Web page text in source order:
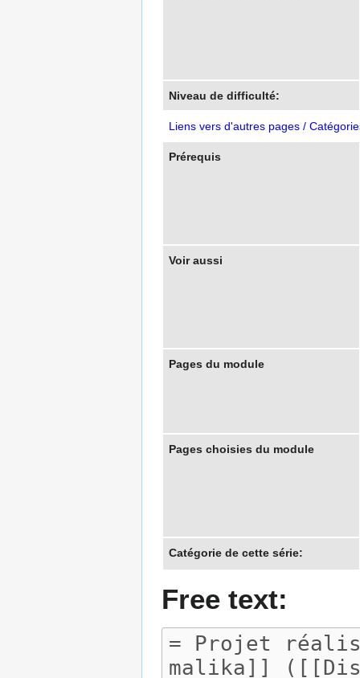
Niveau de difficulté:
Liens vers d'autres pages /
Prérequis
Voir aussi
Pages du module
Pages choisies du module
Catégorie de cette série:
Free text: